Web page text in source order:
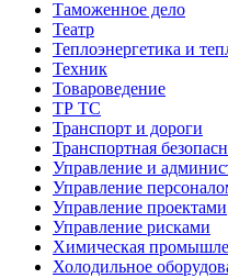
Таможенное дело
Театр
Теплоэнергетика и
Техник
Товароведение
ТР ТС
Транспорт и дороги
Транспортная
Управление и
Управление
Управление проектами
Управление рисками
Химическая
Холодильное